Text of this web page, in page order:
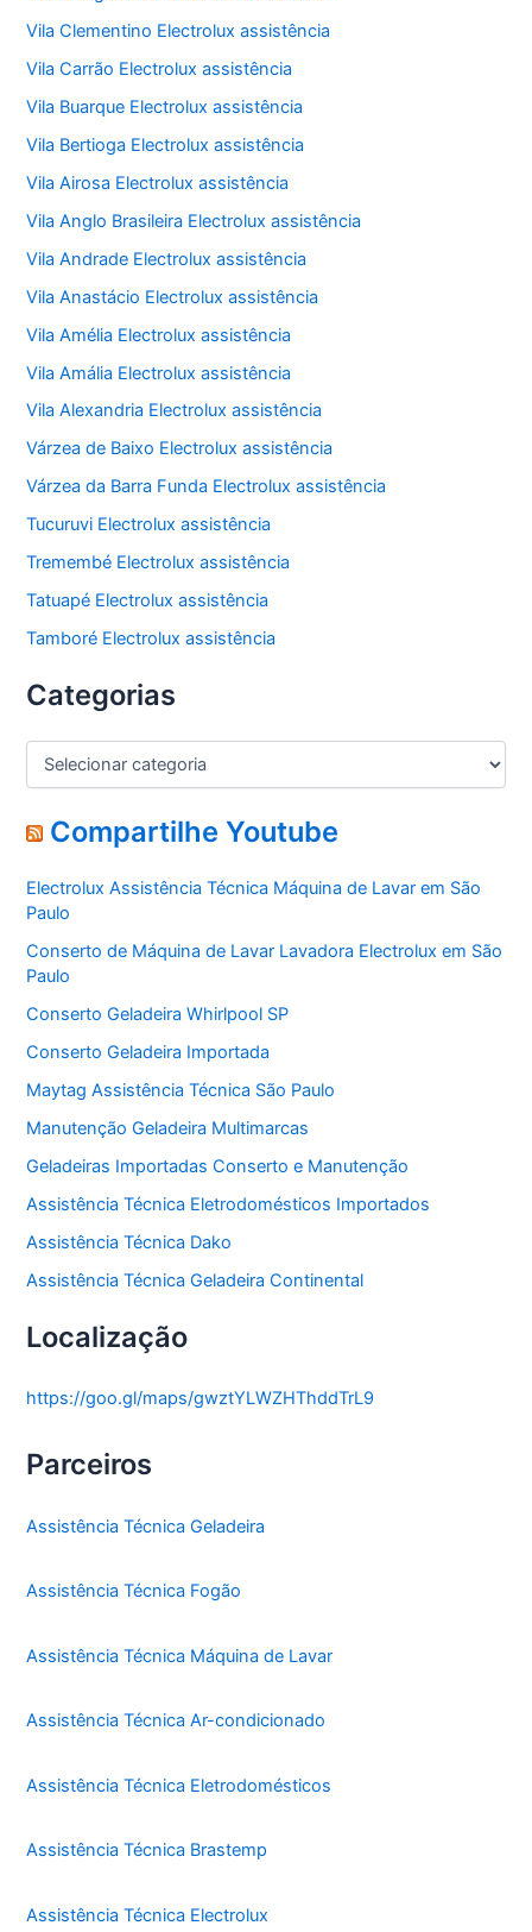
Vila Clementino Electrolux assistência
Vila Carrão Electrolux assistência
Vila Buarque Electrolux assistência
Vila Bertioga Electrolux assistência
Vila Airosa Electrolux assistência
Vila Anglo Brasileira Electrolux assistência
Vila Andrade Electrolux assistência
Vila Anastácio Electrolux assistência
Vila Amélia Electrolux assistência
Vila Amália Electrolux assistência
Vila Alexandria Electrolux assistência
Várzea de Baixo Electrolux assistência
Várzea da Barra Funda Electrolux assistência
Tucuruvi Electrolux assistência
Tremembé Electrolux assistência
Tatuapé Electrolux assistência
Tamboré Electrolux assistência
Categorias
C
e
g
r
i
a
s
Compartilhe Youtube
Electrolux Assistência Técnica Máquina de Lavar em São
Paulo
Conserto de Máquina de Lavar Lavadora Electrolux em São
Paulo
Conserto Geladeira Whirlpool SP
Conserto Geladeira Importada
Maytag Assistência Técnica São Paulo
Manutenção Geladeira Multimarcas
Geladeiras Importadas Conserto e Manutenção
Assistência Técnica Eletrodomésticos Importados
Assistência Técnica Dako
Assistência Técnica Geladeira Continental
Localização
https://goo.gl/maps/gwztYLWZHThddTrL9
Parceiros
Assistência Técnica Geladeira
Assistência Técnica Fogão
Assistência Técnica Máquina de Lavar
Assistência Técnica Ar-condicionado
Assistência Técnica Eletrodomésticos
Assistência Técnica Brastemp
Assistência Técnica Electrolux